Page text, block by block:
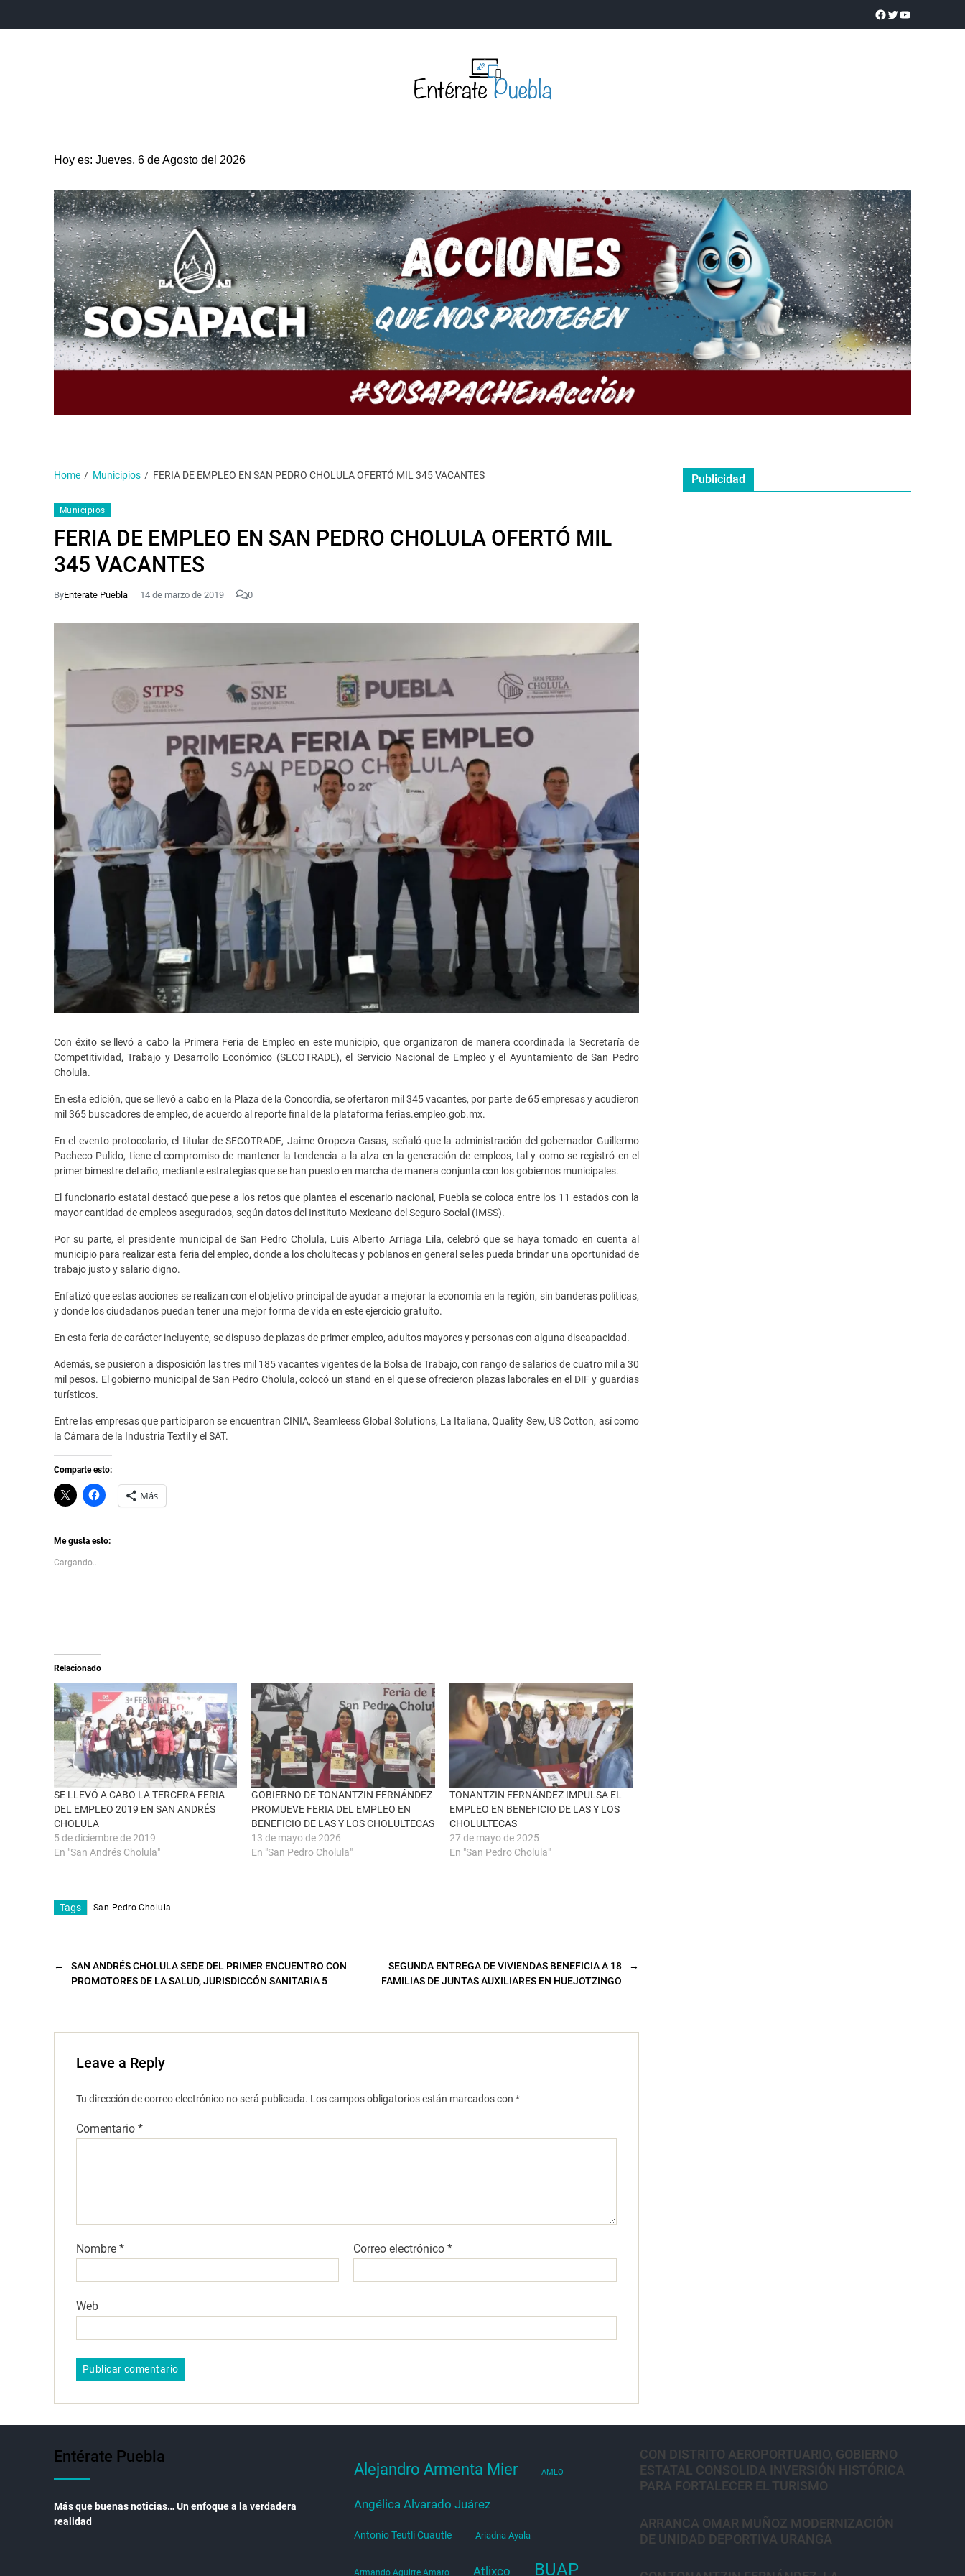
ENTRETENIMIENTO SALUD DEPORTES CIENCIA Y TECNOLOGÍA OPINIÓN SOCIEDAD ANUNCIOS
Hoy es: Jueves, 6 de Agosto del 2026
Home Municipios FERIA DE EMPLEO EN SAN PEDRO CHOLULA OFERTÓ MIL 345 VACANTES
Municipios
FERIA DE EMPLEO EN SAN PEDRO CHOLULA OFERTÓ MIL
345 VACANTES
ByEnterate Puebla 14 de marzo de 2019 0
Con éxito se llevó a cabo la Primera Feria de Empleo en este municipio, que organizaron de manera coordinada la Secretaría de
Competitividad, Trabajo y Desarrollo Económico (SECOTRADE), el Servicio Nacional de Empleo y el Ayuntamiento de San Pedro
Cholula.
En esta edición, que se llevó a cabo en la Plaza de la Concordia, se ofertaron mil 345 vacantes, por parte de 65 empresas y acudieron
mil 365 buscadores de empleo, de acuerdo al reporte final de la plataforma ferias.empleo.gob.mx.
En el evento protocolario, el titular de SECOTRADE, Jaime Oropeza Casas, señaló que la administración del gobernador Guillermo
Pacheco Pulido, tiene el compromiso de mantener la tendencia a la alza en la generación de empleos, tal y como se registró en el
primer bimestre del año, mediante estrategias que se han puesto en marcha de manera conjunta con los gobiernos municipales.
El funcionario estatal destacó que pese a los retos que plantea el escenario nacional, Puebla se coloca entre los 11 estados con la
mayor cantidad de empleos asegurados, según datos del Instituto Mexicano del Seguro Social (IMSS).
Por su parte, el presidente municipal de San Pedro Cholula, Luis Alberto Arriaga Lila, celebró que se haya tomado en cuenta al
municipio para realizar esta feria del empleo, donde a los cholultecas y poblanos en general se les pueda brindar una oportunidad de
trabajo justo y salario digno.
Enfatizó que estas acciones se realizan con el objetivo principal de ayudar a mejorar la economía en la región, sin banderas políticas,
y donde los ciudadanos puedan tener una mejor forma de vida en este ejercicio gratuito.
En esta feria de carácter incluyente, se dispuso de plazas de primer empleo, adultos mayores y personas con alguna discapacidad.
Además, se pusieron a disposición las tres mil 185 vacantes vigentes de la Bolsa de Trabajo, con rango de salarios de cuatro mil a 30
mil pesos. El gobierno municipal de San Pedro Cholula, colocó un stand en el que se ofrecieron plazas laborales en el DIF y guardias
turísticos.
Entre las empresas que participaron se encuentran CINIA, Seamleess Global Solutions, La Italiana, Quality Sew, US Cotton, así como
la Cámara de la Industria Textil y el SAT.
Comparte esto:
C
l
k
t
o
s
h
e
a
b
r
e
e
n
u
n
a
v
e
n
n
a
n
u
e
v
a
)
H
a
l
i
t
r
e
n
F
a
c
e
b
o
o
k
(
S
e
a
b
e
n
u
n
t
u
e
v
a
Más
Me gusta esto:
Cargando...
Relacionado
SE LLEVÓ A CABO LA TERCERA FERIA
DEL EMPLEO 2019 EN SAN ANDRÉS
CHOLULA
5 de diciembre de 2019
En "San Andrés Cholula"
GOBIERNO DE TONANTZIN FERNÁNDEZ
PROMUEVE FERIA DEL EMPLEO EN
BENEFICIO DE LAS Y LOS CHOLULTECAS
13 de mayo de 2026
En "San Pedro Cholula"
TONANTZIN FERNÁNDEZ IMPULSA EL
EMPLEO EN BENEFICIO DE LAS Y LOS
CHOLULTECAS
27 de mayo de 2025
En "San Pedro Cholula"
Tags San Pedro Cholula
←
SAN ANDRÉS CHOLULA SEDE DEL PRIMER ENCUENTRO CON
PROMOTORES DE LA SALUD, JURISDICCÓN SANITARIA 5
→
SEGUNDA ENTREGA DE VIVIENDAS BENEFICIA A 18
FAMILIAS DE JUNTAS AUXILIARES EN HUEJOTZINGO
Leave a Reply
Tu dirección de correo electrónico no será publicada. Los campos obligatorios están marcados con *
Comentario *
Nombre * Correo electrónico*
Web
Publicidad
Entérate Puebla
Más que buenas noticias… Un enfoque a la verdadera
realidad
Alejandro Armenta Mier AMLO
Angélica Alvarado Juárez
Antonio Teutli Cuautle Ariadna Ayala
Armando Aguirre Amaro Atlixco BUAP
CON DISTRITO AEROPORTUARIO, GOBIERNO
ESTATAL CONSOLIDA INVERSIÓN HISTÓRICA
PARA FORTALECER EL TURISMO
ARRANCA OMAR MUÑOZ MODERNIZACIÓN
DE UNIDAD DEPORTIVA URANGA